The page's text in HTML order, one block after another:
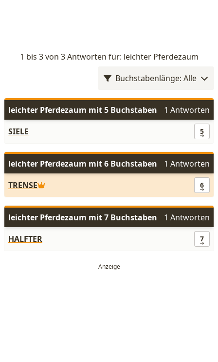
1 bis 3 von 3 Antworten für: leichter Pferdezaum
Buchstabenlänge: Alle
leichter Pferdezaum mit 5 Buchstaben
1 Antworten
SIELE
5
leichter Pferdezaum mit 6 Buchstaben
1 Antworten
TRENSE
6
leichter Pferdezaum mit 7 Buchstaben
1 Antworten
HALFTER
7